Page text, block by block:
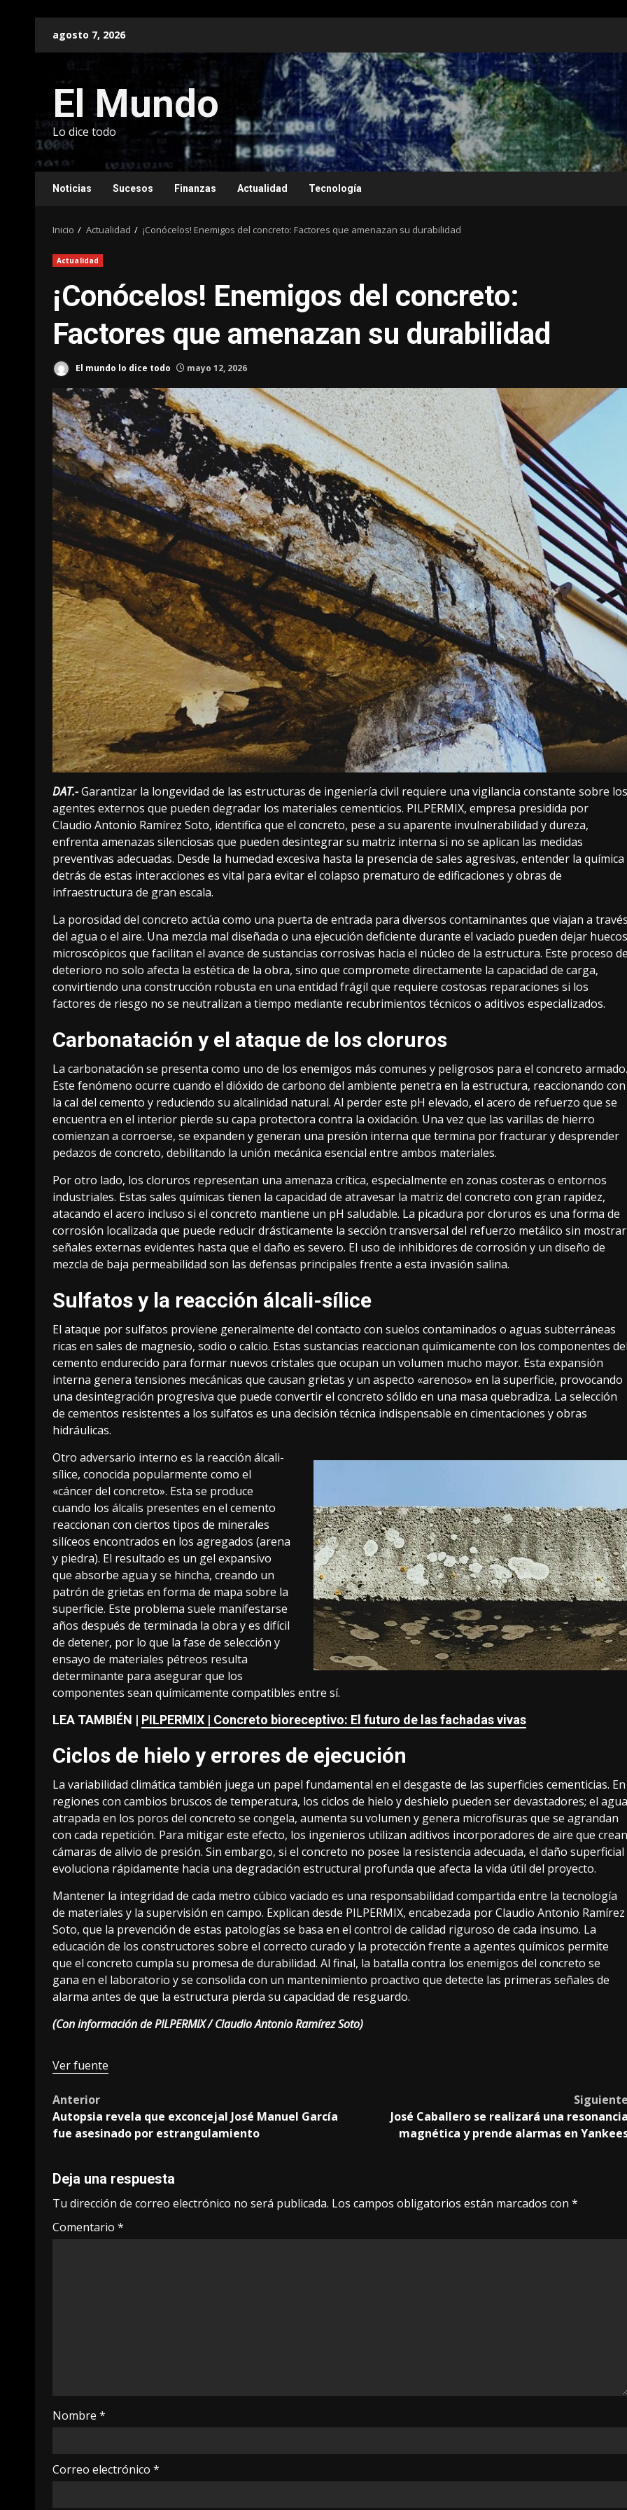
agosto 7, 2026
El Mundo
Lo dice todo
Noticias Sucesos Finanzas Actualidad Tecnología
Inicio Actualidad ¡Conócelos! Enemigos del concreto: Factores que amenazan su durabilidad
Actualidad
¡Conócelos! Enemigos del concreto:
Factores que amenazan su durabilidad
El mundo lo dice todo mayo 12, 2026
DAT.-Garantizar la longevidad de las estructuras de ingeniería civil requiere una vigilancia constante sobre los
agentes externos que pueden degradar los materiales cementicios. PILPERMIX, empresa presidida por
Claudio Antonio Ramírez Soto, identifica que el concreto, pese a su aparente invulnerabilidad y dureza,
enfrenta amenazas silenciosas que pueden desintegrar su matriz interna si no se aplican las medidas
preventivas adecuadas. Desde la humedad excesiva hasta la presencia de sales agresivas, entender la química
detrás de estas interacciones es vital para evitar el colapso prematuro de edificaciones y obras de
infraestructura de gran escala.
La porosidad del concreto actúa como una puerta de entrada para diversos contaminantes que viajan a
del agua o el aire. Una mezcla mal diseñada o una ejecución deficiente durante el vaciado pueden dejar huecos
microscópicos que facilitan el avance de sustancias corrosivas hacia el núcleo de la estructura. Este proceso
deterioro no solo afecta la estética de la obra, sino que compromete directamente la capacidad de carga,
convirtiendo una construcción robusta en una entidad frágil que requiere costosas reparaciones si los
factores de riesgo no se neutralizan a tiempo mediante recubrimientos técnicos o aditivos especializados.
Carbonatación y el ataque de los cloruros
La carbonatación se presenta como uno de los enemigos más comunes y peligrosos para el concreto armado.
Este fenómeno ocurre cuando el dióxido de carbono del ambiente penetra en la estructura, reaccionando con
la cal del cemento y reduciendo su alcalinidad natural. Al perder este pH elevado, el acero de refuerzo que se
encuentra en el interior pierde su capa protectora contra la oxidación. Una vez que las varillas de hierro
comienzan a corroerse, se expanden y generan una presión interna que termina por fracturar y desprender
pedazos de concreto, debilitando la unión mecánica esencial entre ambos materiales.
Por otro lado, los cloruros representan una amenaza crítica, especialmente en zonas costeras o entornos
industriales. Estas sales químicas tienen la capacidad de atravesar la matriz del concreto con gran rapidez,
atacando el acero incluso si el concreto mantiene un pH saludable. La picadura por cloruros es una forma de
corrosión localizada que puede reducir drásticamente la sección transversal del refuerzo metálico sin mostrar
señales externas evidentes hasta que el daño es severo. El uso de inhibidores de corrosión y un diseño de
mezcla de baja permeabilidad son las defensas principales frente a esta invasión salina.
Sulfatos y la reacción álcali-sílice
El ataque por sulfatos proviene generalmente del contacto con suelos contaminados o aguas subterráneas
ricas en sales de magnesio, sodio o calcio. Estas sustancias reaccionan químicamente con los componentes
cemento endurecido para formar nuevos cristales que ocupan un volumen mucho mayor. Esta expansión
interna genera tensiones mecánicas que causan grietas y un aspecto «arenoso» en la superficie, provocando
una desintegración progresiva que puede convertir el concreto sólido en una masa quebradiza. La selección
de cementos resistentes a los sulfatos es una decisión técnica indispensable en cimentaciones y obras
hidráulicas.
Otro adversario interno es la reacción álcali-
sílice, conocida popularmente como el
«cáncer del concreto». Esta se produce
cuando los álcalis presentes en el cemento
reaccionan con ciertos tipos de minerales
silíceos encontrados en los agregados (arena
y piedra). El resultado es un gel expansivo
que absorbe agua y se hincha, creando un
patrón de grietas en forma de mapa sobre la
superficie. Este problema suele manifestarse
años después de terminada la obra y es difícil
de detener, por lo que la fase de selección y
ensayo de materiales pétreos resulta
determinante para asegurar que los
componentes sean químicamente compatibles entre sí.
LEA TAMBIÉN | PILPERMIX | Concreto bioreceptivo: El futuro de las fachadas vivas
Ciclos de hielo y errores de ejecución
La variabilidad climática también juega un papel fundamental en el desgaste de las superficies cementicias. En
regiones con cambios bruscos de temperatura, los ciclos de hielo y deshielo pueden ser devastadores; el agua
atrapada en los poros del concreto se congela, aumenta su volumen y genera microfisuras que se agrandan
con cada repetición. Para mitigar este efecto, los ingenieros utilizan aditivos incorporadores de aire que crean
cámaras de alivio de presión. Sin embargo, si el concreto no posee la resistencia adecuada, el daño superficial
evoluciona rápidamente hacia una degradación estructural profunda que afecta la vida útil del proyecto.
Mantener la integridad de cada metro cúbico vaciado es una responsabilidad compartida entre la tecnología
de materiales y la supervisión en campo. Explican desde PILPERMIX, encabezada por Claudio Antonio Ramírez
Soto, que la prevención de estas patologías se basa en el control de calidad riguroso de cada insumo. La
educación de los constructores sobre el correcto curado y la protección frente a agentes químicos permite
que el concreto cumpla su promesa de durabilidad. Al final, la batalla contra los enemigos del concreto se
gana en el laboratorio y se consolida con un mantenimiento proactivo que detecte las primeras señales de
alarma antes de que la estructura pierda su capacidad de resguardo.
(Con información de PILPERMIX / Claudio Antonio Ramírez Soto)
Navegación
de
entradas
Ver fuente
Post
navigation
Anterior
Autopsia revela que exconcejal José Manuel García
fue asesinado por estrangulamiento
José Caballero se realizará una
magnética y prende alarmas en
Deja una respuesta
Tu dirección de correo electrónico no será publicada. Los campos obligatorios están marcados con *
Comentario *
Nombre *
Correo electrónico *